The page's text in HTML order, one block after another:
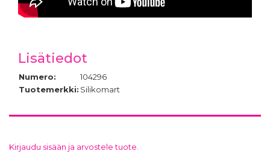
Lisätiedot
Numero:
104296
Tuotemerkki: Silikomart
Kirjaudu sisään ja arvostele tuote.